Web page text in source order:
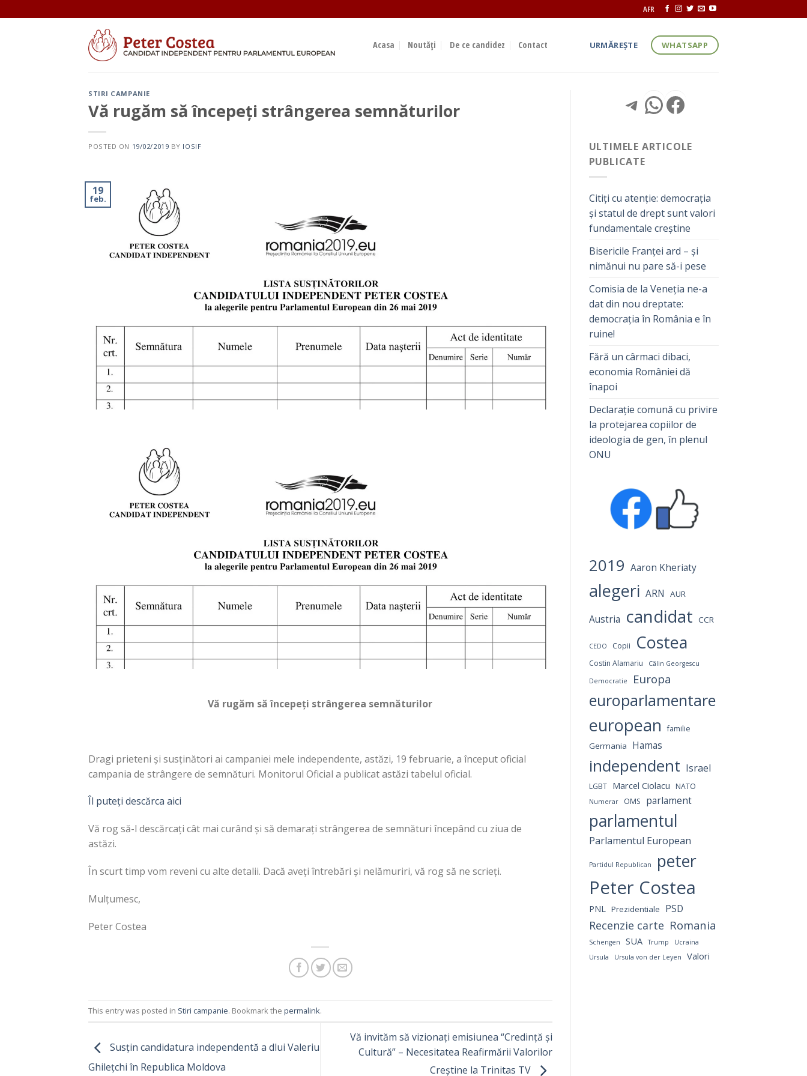
to
AFR
Acasa Noutăți De ce candidez Contact URMĂREȘTE WHATSAPP
STIRI CAMPANIE
Vă rugăm să începeți strângerea semnăturilor
POSTED ON 19/02/2019 BY IOSIF
19
feb.
Vă rugăm să începeți strângerea semnăturilor
Dragi prieteni și susținători ai campaniei mele independente, astăzi, 19 februarie, a început oficial
campania de strângere de semnături. Monitorul Oficial a publicat astăzi tabelul oficial.
Îl puteți descărca aici
Vă rog să-l descărcați cât mai curând și să demarați strângerea de semnături începând cu ziua de
astăzi.
În scurt timp vom reveni cu alte detalii. Dacă aveți întrebări și nelămuriri, vă rog să ne scrieți.
Mulțumesc,
Peter Costea
This entry was posted in Stiri campanie. Bookmark the permalink.
Susțin candidatura independentă a dlui Valeriu
Ghilețchi în Republica Moldova
Vă invităm să vizionați emisiunea “Credință și
Cultură” – Necesitatea Reafirmării Valorilor
Creștine la Trinitas TV
Telegram
WhatsApp
ULTIMELE ARTICOLE
PUBLICATE
Citiți cu atenție: democrația
și statul de drept sunt valori
fundamentale creștine
Bisericile Franței ard – și
nimănui nu pare să-i pese
Comisia de la Veneția ne-a
dat din nou dreptate:
democrația în România e în
ruine!
Fără un cârmaci dibaci,
economia României dă
înapoi
Declarație comună cu privire
la protejarea copiilor de
ideologia de gen, în plenul
ONU
2019 Aaron Kheriaty
alegeri ARN AUR
Austria candidat CCR
CEDO Copii Costea
Costin Alamariu Călin Georgescu
Democratie Europa
europarlamentare
european familie
Germania Hamas
independent Israel
LGBT Marcel Ciolacu NATO
Numerar OMS parlament
parlamentul
Parlamentul European
Partidul Republican peter
Peter Costea
PNL Prezidentiale PSD
Recenzie carte Romania
Schengen SUA Trump
Ucraina
Ursula
Ursula von der Leyen Valori